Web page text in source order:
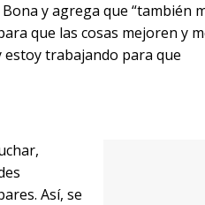
movimiento en el que hoy
sino también nuestros pares.
en los que Boomerang
equipo bajo la temática de